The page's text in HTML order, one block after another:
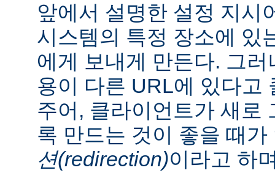
앞에서 설명한 설정 지시
시스템의 특정 장소에 있
에게 보내게 만든다. 그
용이 다른 URL에 있다고
주어, 클라이언트가 새로
록 만드는 것이 좋을 때
션(redirection)이라고 하